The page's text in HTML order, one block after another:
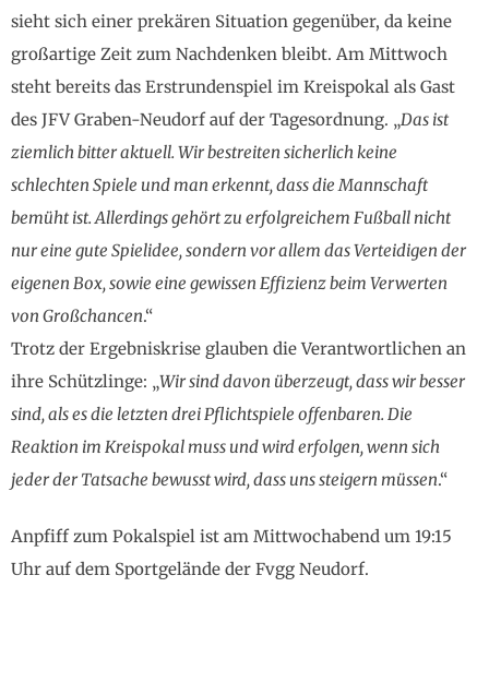
sieht sich einer prekären Situation gegenüber, da keine
großartige Zeit zum Nachdenken bleibt. Am Mittwoch
steht bereits das Erstrundenspiel im Kreispokal als Gast
des JFV Graben-Neudorf auf der Tagesordnung. „Das ist
ziemlich bitter aktuell. Wir bestreiten sicherlich keine
schlechten Spiele und man erkennt, dass die Mannschaft
bemüht ist. Allerdings gehört zu erfolgreichem Fußball nicht
nur eine gute Spielidee, sondern vor allem das Verteidigen der
eigenen Box, sowie eine gewissen Effizienz beim Verwerten
von Großchancen.“
Trotz der Ergebniskrise glauben die Verantwortlichen an
ihre Schützlinge: „Wir sind davon überzeugt, dass wir besser
sind, als es die letzten drei Pflichtspiele offenbaren. Die
Reaktion im Kreispokal muss und wird erfolgen, wenn sich
jeder der Tatsache bewusst wird, dass uns steigern müssen.“
Anpfiff zum Pokalspiel ist am Mittwochabend um 19:15
Uhr auf dem Sportgelände der Fvgg Neudorf.